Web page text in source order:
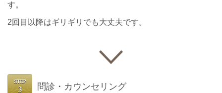
す。
2回目以降はギリギリでも大丈夫です。
問診・カウンセリング